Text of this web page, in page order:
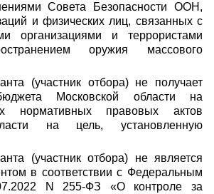
Совета Безопасности ООН,
и физических лиц, связанных с
организациями и террористами
оружия массового
(участник отбора) не получает
Московской области на
нормативных правовых актов
на цель, установленную
(участник отбора) не является
в соответствии с Федеральным
N 255-ФЗ «О контроле за